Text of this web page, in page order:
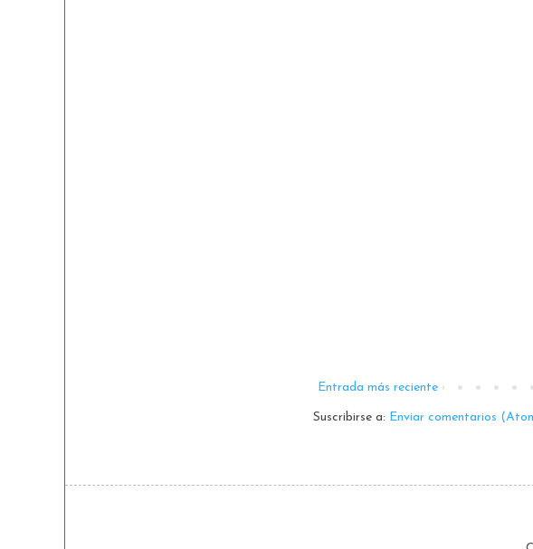
Entrada más reciente
Suscribirse a: Enviar comentarios